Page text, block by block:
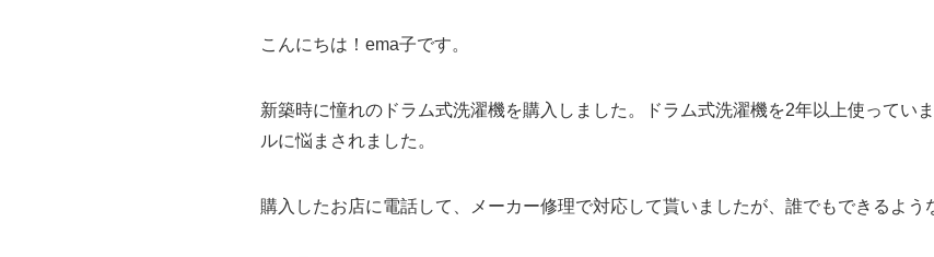
こんにちは！ema子です。
新築時に憧れのドラム式洗濯機を購入しました。ドラム式洗濯機を2年以上使ってい
ルに悩まされました。
購入したお店に電話して、メーカー修理で対応して貰いましたが、誰でもできるよう